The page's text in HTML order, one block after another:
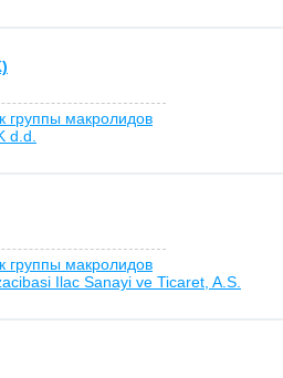
группы макролидов
d.d.
группы макролидов
Ilac Sanayi ve Ticaret, A.S.